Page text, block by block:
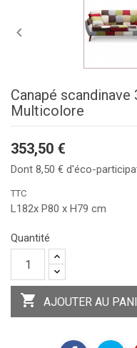

Canapé
Multicolore
353,50 €
Dont 8,50 € d'éco-
TTC
L182x P80 x H79 cm
Quantité
 AJOUTER AU